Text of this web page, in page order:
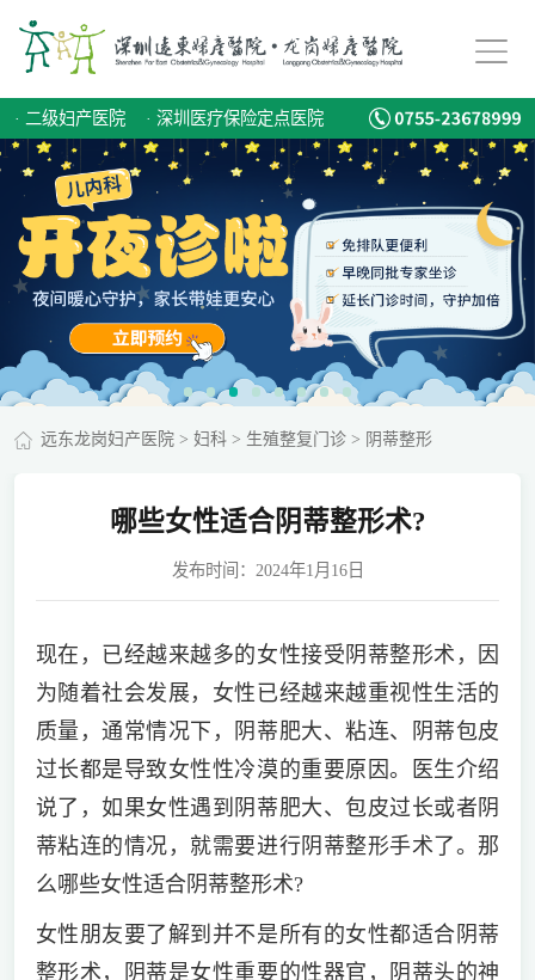
· 二级妇产医院 · 深圳医疗保险定点医院
远东龙岗妇产医院> 妇科> 生殖整复门诊> 阴蒂整形
哪些女性适合阴蒂整形术?
发布时间：2024年1月16日
现在，已经越来越多的女性接受阴蒂整形术，因
为随着社会发展，女性已经越来越重视性生活的
质量，通常情况下，阴蒂肥大、粘连、阴蒂包皮
过长都是导致女性性冷漠的重要原因。医生介绍
说了，如果女性遇到阴蒂肥大、包皮过长或者阴
蒂粘连的情况，就需要进行阴蒂整形手术了。那
么哪些女性适合阴蒂整形术?
女性朋友要了解到并不是所有的女性都适合阴蒂
整形术，阴蒂是女性重要的性器官，阴蒂头的神